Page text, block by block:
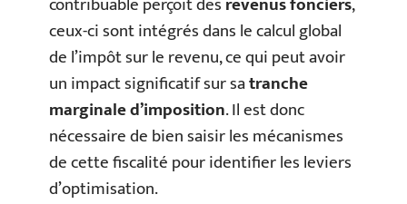
ceux-ci sont intégrés dans le calcul global
de l’impôt sur le revenu, ce qui peut avoir
un impact significatif sur satranche
marginale d’imposition. Il est donc
nécessaire de bien saisir les mécanismes
de cette fiscalité pour identifier les leviers
d’optimisation.